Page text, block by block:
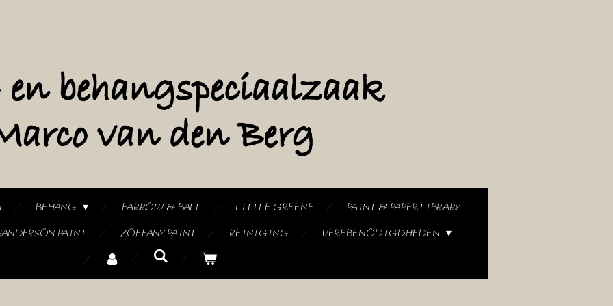
BEHANG FARROW & BALL LITTLE GREENE
PAINT & PAPER LIBRARY
PAINT ZOFFANY PAINT REINIGING VERFBENODIGDHEDEN